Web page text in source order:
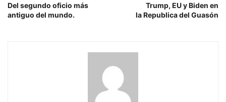
Del segundo oficio más
antiguo del mundo.
Trump, EU y Biden en
la Republica del Guasón